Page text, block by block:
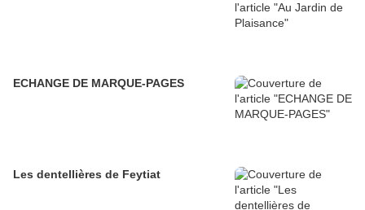
ECHANGE DE MARQUE-PAGES
Les dentellières de Feytiat